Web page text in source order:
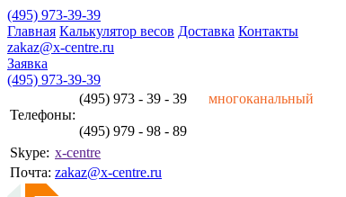
(495) 973-39-39
Главная Калькулятор весов Доставка Контакты
zakaz@x-centre.ru
Заявка
(495) 973-39-39
Телефоны:
(495) 973 - 39 - 39 многоканальный
(495) 979 - 98 - 89
Skype: x-centre
Почта: zakaz@x-centre.ru